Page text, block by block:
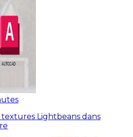
Lightbeans dans